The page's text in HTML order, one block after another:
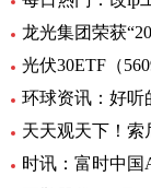
龙光集团荣获
环球资讯：好听
时讯：富时中国